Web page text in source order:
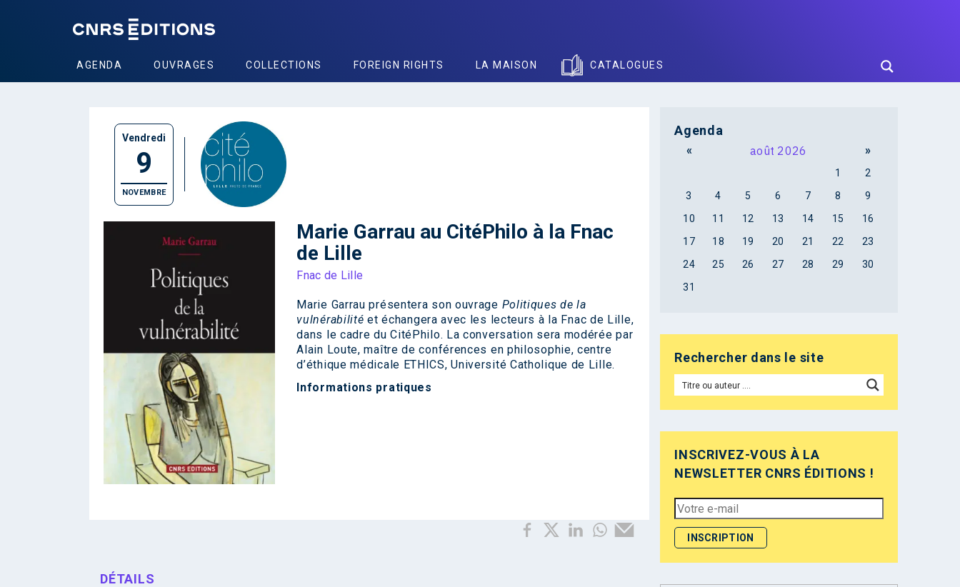
AGENDA OUVRAGES COLLECTIONS FOREIGN RIGHTS LA MAISON CATALOGUES
Vendredi
9
NOVEMBRE
Marie Garrau au CitéPhilo à la Fnac
de Lille
Fnac de Lille
Marie Garrau présentera son ouvrage Politiques de la
vulnérabilité et échangera avec les lecteurs à la Fnac de Lille,
dans le cadre du CitéPhilo. La conversation sera modérée par
Alain Loute, maître de conférences en philosophie, centre
d’éthique médicale ETHICS, Université Catholique de Lille.
Informations pratiques
DÉTAILS
Agenda
« août 2026 »
1
2
3
4 5 6 7 8
9
10
11 12 13 14 15
16
17
18 19 20 21 22
23
24
25 26 27 28 29
30
31
Rechercher dans le site
INSCRIVEZ-VOUS À LA
NEWSLETTER CNRS ÉDITIONS !